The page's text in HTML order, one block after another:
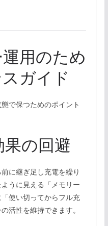
用のため
ガイド
で保つためのポイント
の回避
に継ぎ足し充電を繰り
うに見える「メモリー
使い切ってからフル充
活性を維持できます。